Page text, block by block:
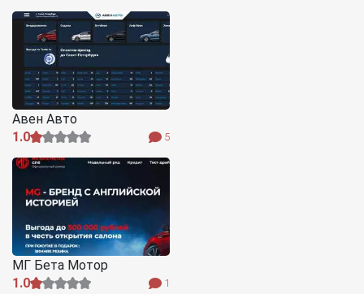
Авен Авто
1.0
5
МГ Бета Мотор
1.0
1